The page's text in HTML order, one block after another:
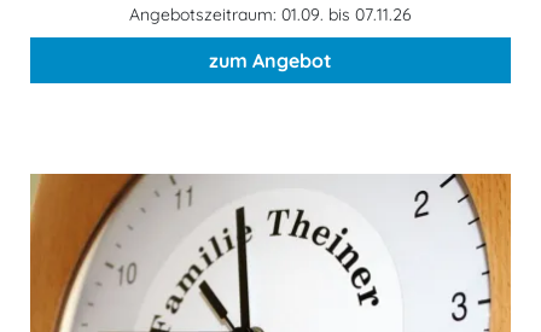
Angebotszeitraum: 01.09. bis 07.11.26
zum Angebot